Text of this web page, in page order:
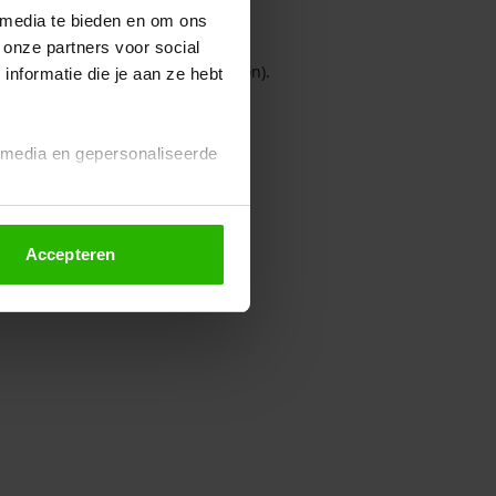
te bieden en om ons
partners voor social
die je aan ze hebt
en gepersonaliseerde
altijd wijzigen of
Accepteren
console for more information).